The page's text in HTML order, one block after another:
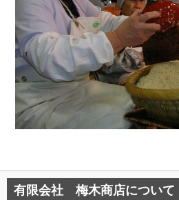
有限会社 梅木商店について